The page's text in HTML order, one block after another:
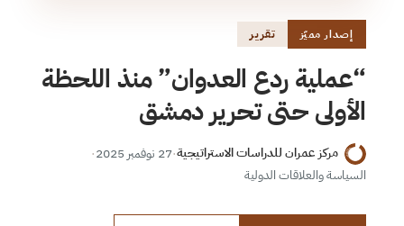
إصدار مميّز تقرير
“عملية ردع العدوان” منذ اللحظة
الأولى حتى تحرير دمشق
مركز عمران للدراسات الاستراتيجية·27 نوفمبر 2025
·
السياسة والعلاقات الدولية